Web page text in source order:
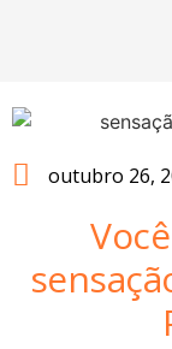
outubro 26,